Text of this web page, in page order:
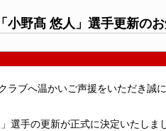
「小野髙 悠人」選手更新の
ラブへ温かいご声援をいただき誠
選手の更新が正式に決定いたしま